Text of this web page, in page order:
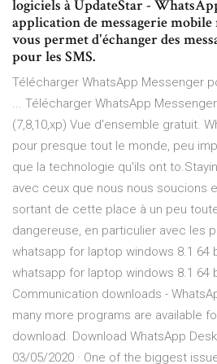
logiciels à UpdateStar -
application de messagerie
vous permet d'échanger des
pour les SMS.
Télécharger WhatsApp Messenger
... Télécharger WhatsApp
(7,8,10,xp) Vue d'ensemble gratuit.
pour presque tout le monde, peu
que la technologie qu'ils ont
avec ceux que nous nous soucions
sortant de cette place à un peu
dangereuse, en particulier avec les
whatsapp for laptop windows 8.1 64
whatsapp for laptop windows 8.1 64
Communication downloads -
many more programs are available
download. Download WhatsApp
03/05/2020 · One of the biggest